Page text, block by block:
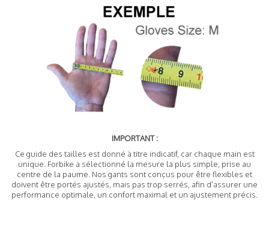
IMPORTANT :
Ce guide des tailles est donné à titre indicatif, car chaque main est
unique. Forbike a sélectionné la mesure la plus simple, prise au
centre de la paume. Nos gants sont conçus pour être flexibles et
doivent être portés ajustés, mais pas trop serrés, afin d'assurer une
performance optimale, un confort maximal et un ajustement précis.